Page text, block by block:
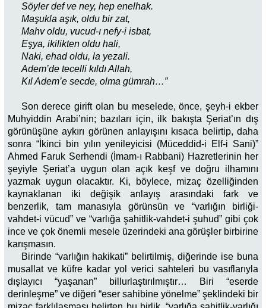
Söyler def ve ney, hep enelhak.
Maşukla aşık, oldu bir zat,
Mahv oldu, vucud-ı nefy-i isbat,
Eşya, ikilikten oldu hali,
Naki, ehad oldu, la yezali.
Adem’de tecelli kıldı Allah,
Kıl Adem’e secde, olma gümrah…”
Son derece girift olan bu meselede, önce, şeyh-i ekber
Muhyiddin Arabi’nin; bazıları için, ilk bakışta Şeriat’ın dış
görünüşüne aykırı görünen anlayışını kısaca belirtip, daha
sonra “İkinci bin yılın yenileyicisi (Müceddid-i Elf-i Sani)”
Ahmed Faruk Serhendi (İmam-ı Rabbani) Hazretlerinin her
şeyiyle Şeriat’a uygun olan açık keşf ve doğru ilhamını
yazmak uygun olacaktır. Ki, böylece, mizaç özelliğinden
kaynaklanan iki değişik anlayış arasındaki fark ve
benzerlik, tam manasıyla görünsün ve “varlığın birliği-
vahdet-i vücud” ve “varlığa şahitlik-vahdet-i şuhud” gibi çok
ince ve çok önemli mesele üzerindeki ana görüşler birbirine
karışmasın.
Birinde “varlığın hakikati” belirtilmiş, diğerinde ise buna
musallat ve küfre kadar yol verici sahteleri bu vasıflarıyla
dışlayıcı “yaşanan” billurlaştırılmıştır… Biri “eserde
derinleşme” ve diğeri “eser sahibine yönelme” şeklindeki bir